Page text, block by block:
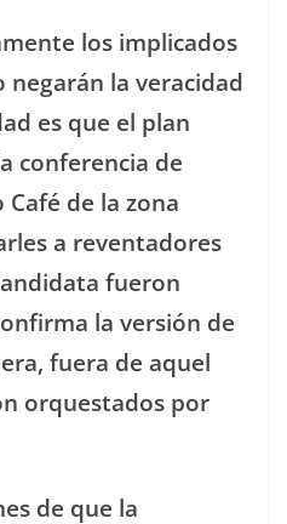
los implicados
la veracidad
es que el plan
conferencia de
de la zona
a reventadores
fueron
la versión de
fuera de aquel
orquestados por
de que la